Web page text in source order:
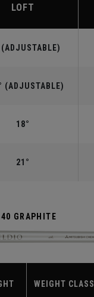
LOFT
(ADJUSTABLE)
18°
21°
GRAPHITE
WEIGHT CLASS